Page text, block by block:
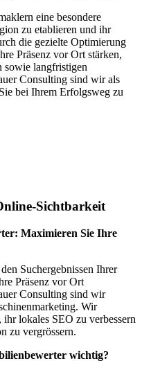
eine besondere
zu etablieren und ihr
die gezielte Optimierung
Präsenz vor Ort stärken,
sowie langfristigen
Consulting sind wir als
bei Ihrem Erfolgsweg zu
Sichtbarkeit
Maximieren Sie Ihre
Suchergebnissen Ihrer
Präsenz vor Ort
Consulting sind wir
Wir
lokales SEO zu verbessern
zu vergrössern.
wichtig?